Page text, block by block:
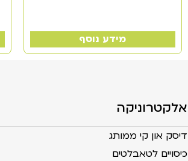
מידע נוסף
אלקטרוניקה
דיסק און קי ממותג
כיסויים לטאבלטים